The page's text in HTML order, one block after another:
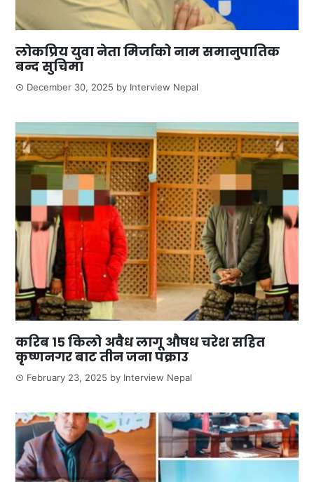
लोकप्रिय युवा नेता मिर्जाको नाम समानुपातिक
बन्द सुचिमा
December 30, 2025 by Interview Nepal
करिब १५ किलो अवैध लागू औषध चरेश सहित
कृष्णनगर बाट तीन जना पक्राउ
February 23, 2025 by Interview Nepal